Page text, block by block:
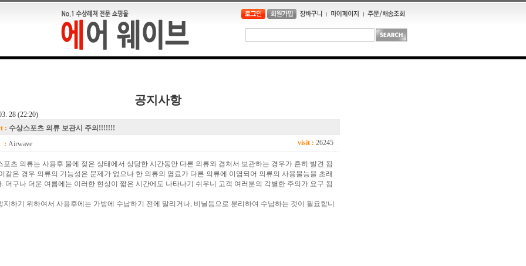
공지사항
28 (22:20)
: 수상스포츠 의류 보관시 주의!!!!!!!
: Airwave visit : 26245
포츠 의류는 사용후 물에 젖은 상태에서 상당한 시간동안 다른 의류와 겹처서 보관하는 경우가 흔히 발견 됩
같은 경우 의류의 기능성은 문제가 없으나 한 의류의 염료가 다른 의류에 이염되어 의류의 사용불능을 초래
더구나 더운 여름에는 이러한 현상이 짧은 시간에도 나타나기 쉬우니 고객 여러분의 각별한 주의가 요구 됩
지하기 위하여서 사용후에는 가방에 수납하기 전에 말리거나, 비닐등으로 분리하여 수납하는 것이 필요합니